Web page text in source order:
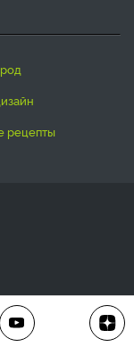
рецепты
только с